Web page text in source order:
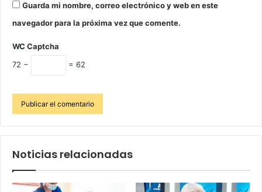
Guarda mi nombre, correo electrónico y web en este
navegador para la próxima vez que comente.
WC Captcha
72 −
= 62
Noticias relacionadas